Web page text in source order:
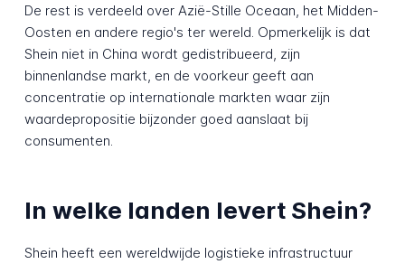
De rest is verdeeld over Azië-Stille Oceaan, het Midden-
Oosten en andere regio's ter wereld. Opmerkelijk is dat
Shein niet in China wordt gedistribueerd, zijn
binnenlandse markt, en de voorkeur geeft aan
concentratie op internationale markten waar zijn
waardepropositie bijzonder goed aanslaat bij
consumenten.
In welke landen levert Shein?
Shein heeft een wereldwijde logistieke infrastructuur